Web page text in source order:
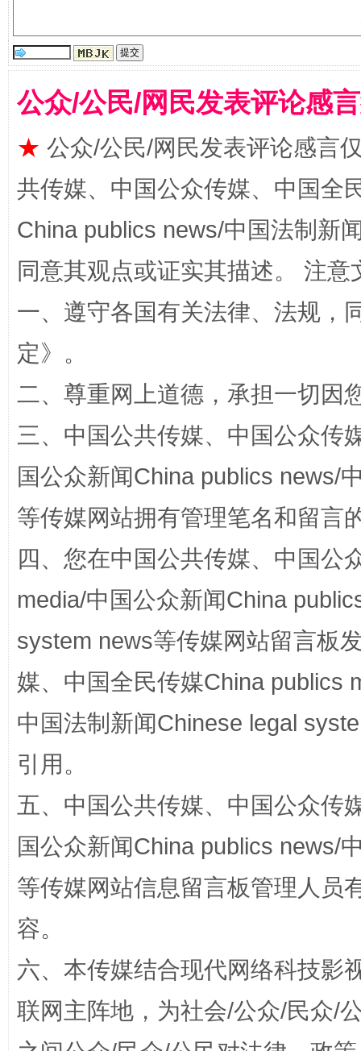
国家大学科技园优化重塑工作
东山县通报“牛蛙产品抗生素超标问题” 法
公众/公民/网民发表评论感
★ 公众/公民/网民发表评论感言
共传媒、中国公众传媒、中国全
China publics news/中国法制新
同意其观点或证实其描述。 注
一、遵守各国有关法律、法规，
定》。
二、尊重网上道德，承担一切因
三、中国公共传媒、中国公众传
国公众新闻China publics news/
等传媒网站拥有管理笔名和留言
四、您在中国公共传媒、中国公
media/中国公众新闻China
system news等传媒网站留言板
媒、中国全民传媒China publics
中国法制新闻Chinese legal
引用。
五、中国公共传媒、中国公众传
国公众新闻China publics news/
等传媒网站信息留言板管理人员
容。
六、本传媒结合现代网络科技影
联网主阵地，为社会/公众/民众/